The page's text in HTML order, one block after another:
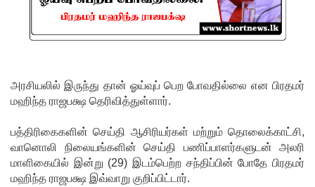
சிறைக்கு
போதைப்
பொருள்
வீச
முயன்ற
இருவர்
அரசியலில் இருந்து தான் ஓய்வுப் பெற போவதில்லை என பிரதமர்
மஹிந்த ராஜபக்ஷ தெரிவித்துள்ளார்.
பத்திரிகைகளின் செய்தி ஆசிரியர்கள் மற்றும் தொலைக்காட்சி,
வானொலி நிலையங்களின் செய்தி பணிப்பாளர்களுடன் அலரி
மாளிகையில் இன்று (29) இடம்பெற்ற சந்திப்பின் போதே பிரதமர்
மஹிந்த ராஜபக்ஷ இவ்வாறு குறிப்பிட்டார்.